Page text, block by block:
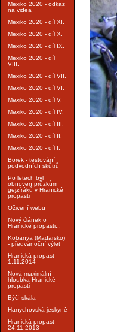
Mexiko 2020 - odkaz
na videa
Mexiko 2020 - díl XI.
Mexiko 2020 - díl X.
Mexiko 2020 - díl IX.
Mexiko 2020 - díl
VIII.
Mexiko 2020 - díl VII.
Mexiko 2020 - díl VI.
Mexiko 2020 - díl V.
Mexiko 2020 - díl IV.
Mexiko 2020 - díl III.
Mexiko 2020 - díl II.
Mexiko 2020 - díl I.
Borek - testování
podvodních skůtrů
Po letech byl
obnoven průzkům
gejzíráků v Hranické
propasti
Oživení webu
Nový článek o
Hranické propasti...
Kobanya (Maďarsko)
- předvánoční výlet
Hranická propast
1.11.2014
Nová maximální
hloubka Hranické
propasti
Býčí skála
Hanychovská jeskyně
Hranická propast
24.11.2013